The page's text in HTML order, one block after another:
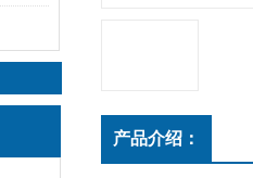
产品介绍：